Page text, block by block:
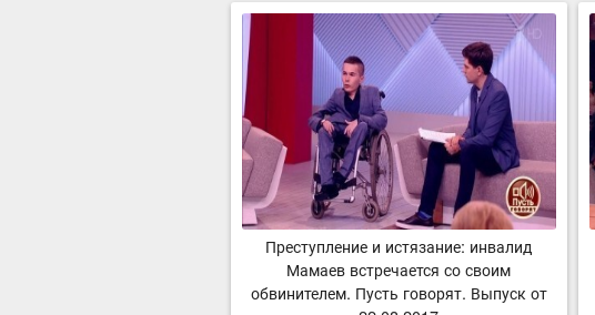
Преступление и истязание: инвалид
Мамаев встречается со своим
обвинителем. Пусть говорят. Выпуск от